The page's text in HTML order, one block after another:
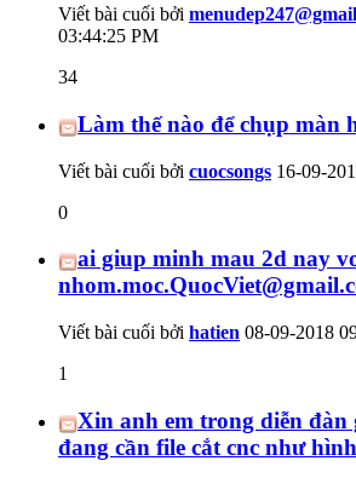
Viết bài cuối bởi
03:44:25 PM
34
Làm thế nào để chụp màn
Viết bài cuối bởi cuocsongs 16-09-
0
ai giup minh mau 2d nay
Viết bài cuối bởi hatien 08-09-2018
1
Xin anh em trong diễn
đang cần file cắt cnc như